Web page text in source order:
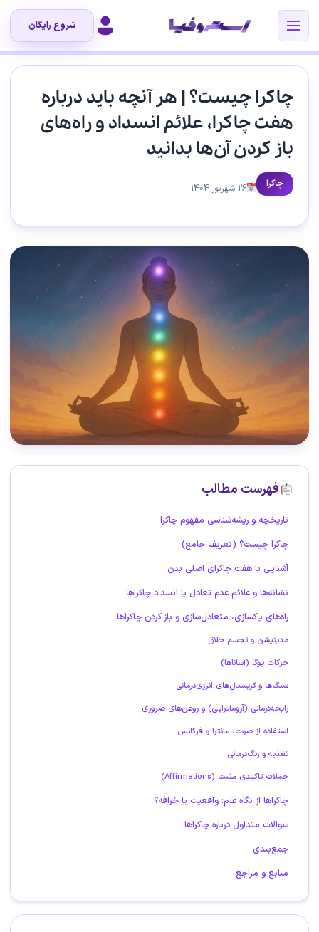
شروع رایگان
چاکرا چیست؟ | هر آنچه باید درباره
هفت چاکرا، علائم انسداد و راه‌های
باز کردن آن‌ها بدانید
چاکرا 26 شهریور 1404
فهرست مطالب
تاریخچه و ریشه‌شناسی مفهوم چاکرا
چاکرا چیست؟ (تعریف جامع)
آشنایی با هفت چاکرای اصلی بدن
نشانه‌ها و علائم عدم تعادل یا انسداد چاکراها
راه‌های پاکسازی، متعادل‌سازی و باز کردن چاکراها
مدیتیشن و تجسم خلاق
حرکات یوگا (آساناها)
سنگ‌ها و کریستال‌های انرژی‌درمانی
رایحه‌درمانی (آروماتراپی) و روغن‌های ضروری
استفاده از صوت، مانترا و فرکانس
تغذیه و رنگ‌درمانی
جملات تاکیدی مثبت (Affirmations)
چاکراها از نگاه علم: واقعیت یا خرافه؟
سوالات متداول درباره چاکراها
جمع‌بندی
منابع و مراجع